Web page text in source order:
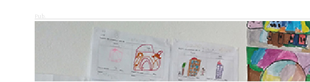
Pub.